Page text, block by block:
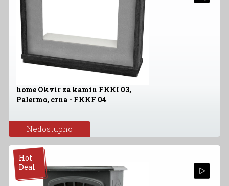
home Okvir za kamin FKKI 03,
Palermo, crna - FKKF 04
Nedostupno
Hot
Deal